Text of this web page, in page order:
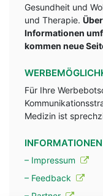
Gesundheit und
und Therapie.
Informationen
kommen neue
Für Ihre
Medizin ist
INFORMATIONEN
– Impressum
– Feedback